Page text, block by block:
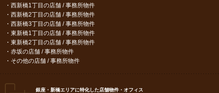
西新橋1丁目の店舗 / 事務所物件
西新橋2丁目の店舗 / 事務所物件
西新橋3丁目の店舗 / 事務所物件
東新橋1丁目の店舗 / 事務所物件
東新橋2丁目の店舗 / 事務所物件
赤坂の店舗 / 事務所物件
その他の店舗 / 事務所物件
銀座・新橋エリアに特化した店舗物件・オフィス